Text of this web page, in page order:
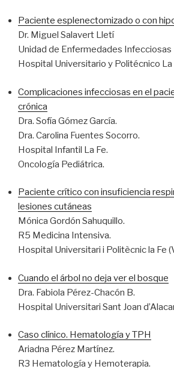
Paciente esplenectomizado o con
Dr. Miguel Salavert Lletí
Unidad de Enfermedades Infecciosas
Hospital Universitario y Politécnico La
Complicaciones infecciosas en el
crónica
Dra. Sofía Gómez García.
Dra. Carolina Fuentes Socorro.
Hospital Infantil La Fe.
Oncología Pediátrica.
Paciente crítico con insuficiencia
lesiones cutáneas
Mónica Gordón Sahuquillo.
R5 Medicina Intensiva.
Hospital Universitari i Politècnic la Fe
Cuando el árbol no deja ver el bosque
Dra. Fabiola Pérez-Chacón B.
Hospital Universitari Sant Joan
Caso clínico. Hematología y TPH
Ariadna Pérez Martínez.
R3 Hematología y Hemoterapia.